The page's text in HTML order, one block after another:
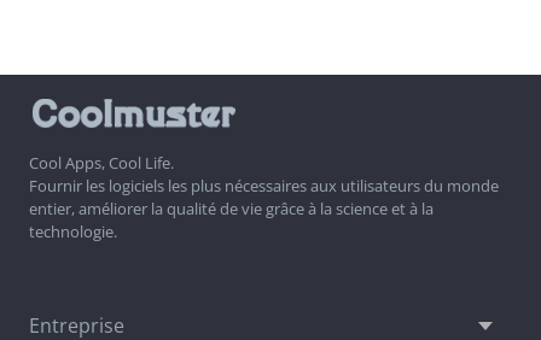
Cool Apps, Cool Life.
Fournir les logiciels les plus nécessaires aux utilisateurs du monde
entier, améliorer la qualité de vie grâce à la science et à la
technologie.
Entreprise